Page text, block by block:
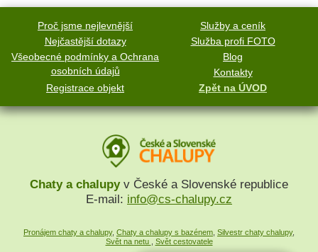
Proč jsme nejlevnější
Služby a ceník
Nejčastější dotazy
Služba profi FOTO
Všeobecné podmínky a Ochrana
osobních údajů
Blog
Kontakty
Registrace objekt
Zpět na ÚVOD
Chaty a chalupyv České a Slovenské republice
E-mail: info@cs-chalupy.cz
Pronájem chaty a chalupy, Chaty a chalupy s bazénem, Silvestr chaty chalupy,
Svět na netu , Svět cestovatele